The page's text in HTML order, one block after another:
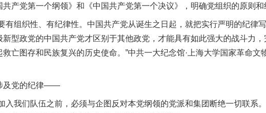
党第一个纲领》和《中国共产党第一个决议》，明确党组织的原则和
组织性、有纪律性。中国共产党从诞生之日起，就把实行严明的纪律
新型政党的中国共产党才区别于其他政党，才能具有如此强大的战斗力
亡图存和民族复兴的历史使命。”中共一大纪念馆·上海大学国家革命文
及党的纪律——
我们队伍之前，必须与企图反对本党纲领的党派和集团断绝一切联系